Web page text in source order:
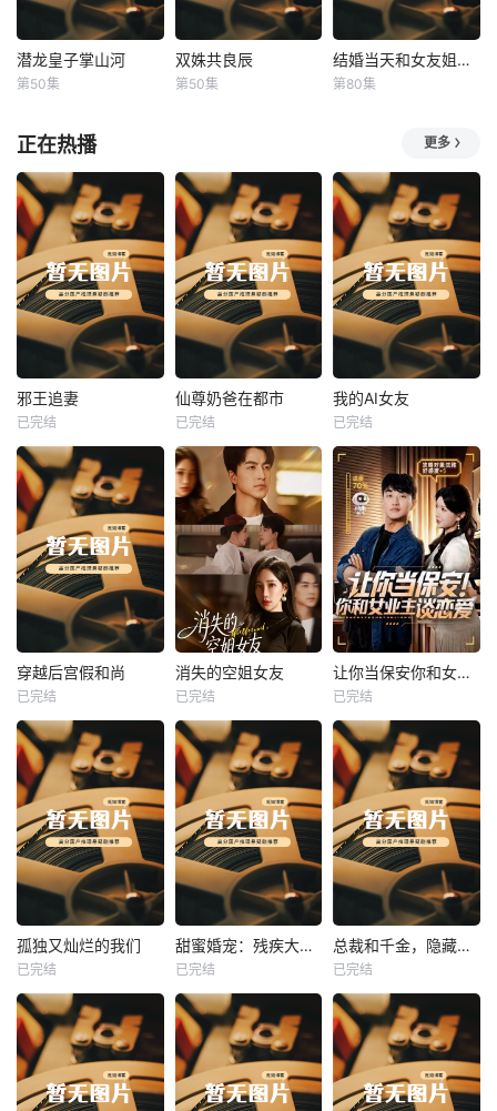
潜龙皇子掌山河
潜龙皇子掌山河
第50集
双姝共良辰
双姝共良辰
第50集
结婚当天和女友姐姐一起穿越了 结婚当天和女友姐姐一起穿越了
第80集
正在热播 更多
热播
邪王追妻
未知
邪王追妻
已完结
热播
未知
仙尊奶爸在都市
已完结
热播
我的AI女友
未知
我的AI女友
已完结
热播
未知
穿越后宫假和尚
已完结
热播
未知
消失的空姐女友
已完结
热播
未知
让你当保安你和女业主谈恋爱
已完结
热播
未知
孤独又灿烂的我们
已完结
热播
未知
甜蜜婚宠：残疾大佬夜夜撩
已完结
热播
未知
总裁和千金，隐藏身份闪婚了
已完结